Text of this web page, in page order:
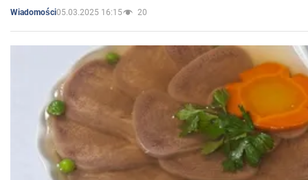
Wiadomości05.03.2025 16:15 20